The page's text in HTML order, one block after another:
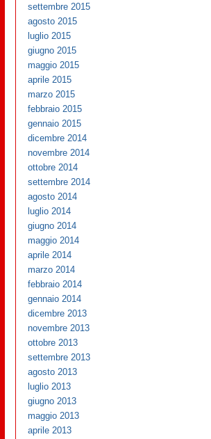
settembre 2015
agosto 2015
luglio 2015
giugno 2015
maggio 2015
aprile 2015
marzo 2015
febbraio 2015
gennaio 2015
dicembre 2014
novembre 2014
ottobre 2014
settembre 2014
agosto 2014
luglio 2014
giugno 2014
maggio 2014
aprile 2014
marzo 2014
febbraio 2014
gennaio 2014
dicembre 2013
novembre 2013
ottobre 2013
settembre 2013
agosto 2013
luglio 2013
giugno 2013
maggio 2013
aprile 2013